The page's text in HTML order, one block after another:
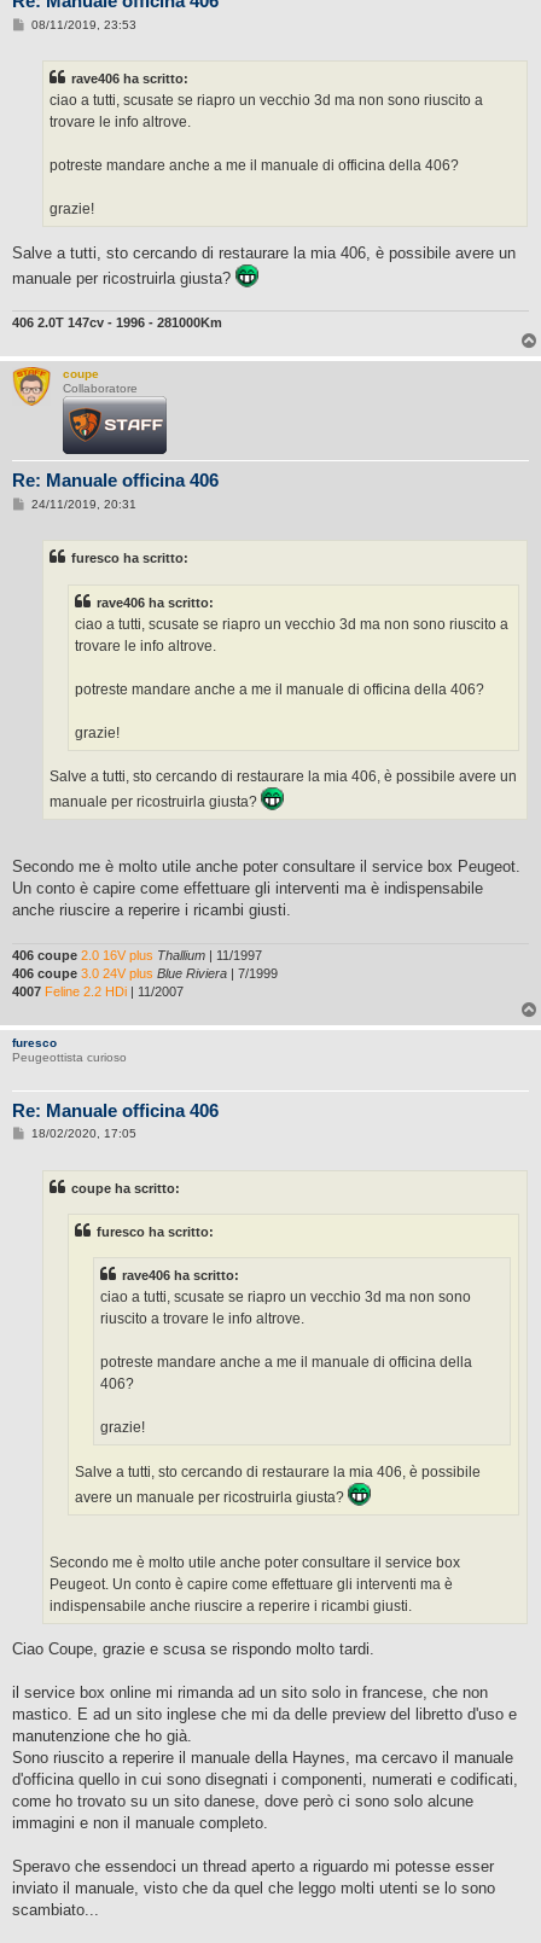
M08/11/2019, 23:53
rave406 ha scritto:
ciao a tutti, scusate se riapro un vecchio 3d ma non sono riuscito a
trovare le info altrove.
potreste mandare anche a me il manuale di officina della 406?
grazie!
Salve a tutti, sto cercando di restaurare la mia 406, è possibile avere un
manuale per ricostruirla giusta?
406 2.0T 147cv - 1996 - 281000Km
coupe
Collaboratore
Re: Manuale officina 406
M24/11/2019, 20:31
furesco ha scritto:
rave406 ha scritto:
ciao a tutti, scusate se riapro un vecchio 3d ma non sono riuscito a
trovare le info altrove.
potreste mandare anche a me il manuale di officina della 406?
grazie!
Salve a tutti, sto cercando di restaurare la mia 406, è possibile avere un
manuale per ricostruirla giusta?
Secondo me è molto utile anche poter consultare il service box Peugeot.
Un conto è capire come effettuare gli interventi ma è indispensabile
anche riuscire a reperire i ricambi giusti.
406 coupe 2.0 16V plus Thallium | 11/1997
406 coupe 3.0 24V plus Blue Riviera | 7/1999
4007 Feline 2.2 HDi | 11/2007
furesco
Peugeottista curioso
Re: Manuale officina 406
M
18/02/2020, 17:05
coupe ha scritto:
furesco ha scritto:
rave406 ha scritto:
ciao a tutti, scusate se riapro un vecchio 3d ma non sono
riuscito a trovare le info altrove.
potreste mandare anche a me il manuale di officina della
406?
grazie!
Salve a tutti, sto cercando di restaurare la mia 406, è possibile
avere un manuale per ricostruirla giusta?
Secondo me è molto utile anche poter consultare il service box
Peugeot. Un conto è capire come effettuare gli interventi ma è
indispensabile anche riuscire a reperire i ricambi giusti.
Ciao Coupe, grazie e scusa se rispondo molto tardi.
il service box online mi rimanda ad un sito solo in francese, che non
mastico. E ad un sito inglese che mi da delle preview del libretto d'uso e
manutenzione che ho già.
Sono riuscito a reperire il manuale della Haynes, ma cercavo il manuale
d'officina quello in cui sono disegnati i componenti, numerati e codificati,
come ho trovato su un sito danese, dove però ci sono solo alcune
immagini e non il manuale completo.
Speravo che essendoci un thread aperto a riguardo mi potesse esser
inviato il manuale, visto che da quel che leggo molti utenti se lo sono
scambiato...